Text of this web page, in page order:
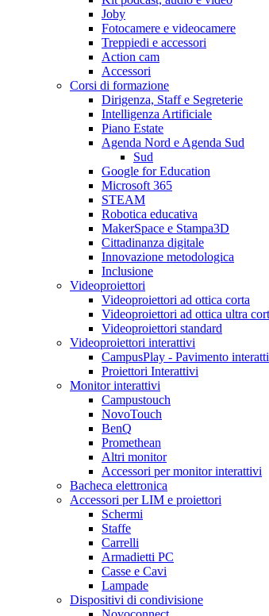
Joby
Fotocamere e videocamere
Treppiedi e accessori
Action cam
Accessori
Corsi di formazione
Dirigenza, Staff e Segreterie
Intelligenza Artificiale
Piano Estate
Agenda Nord e Agenda Sud
Sud
Google for Education
Microsoft 365
STEAM
Robotica educativa
MakerSpace e Stampa3D
Cittadinanza digitale
Innovazione metodologica
Inclusione
Videoproiettori
Videoproiettori ad ottica corta
Videoproiettori ad ottica ultra
Videoproiettori standard
Videoproiettori interattivi
CampusPlay - Pavimento
Proiettori Interattivi
Monitor interattivi
Campustouch
NovoTouch
BenQ
Promethean
Altri monitor
Accessori per monitor interattivi
Bacheca elettronica
Accessori per LIM e proiettori
Schermi
Staffe
Carrelli
Armadietti PC
Casse e Cavi
Lampade
Dispositivi di condivisione